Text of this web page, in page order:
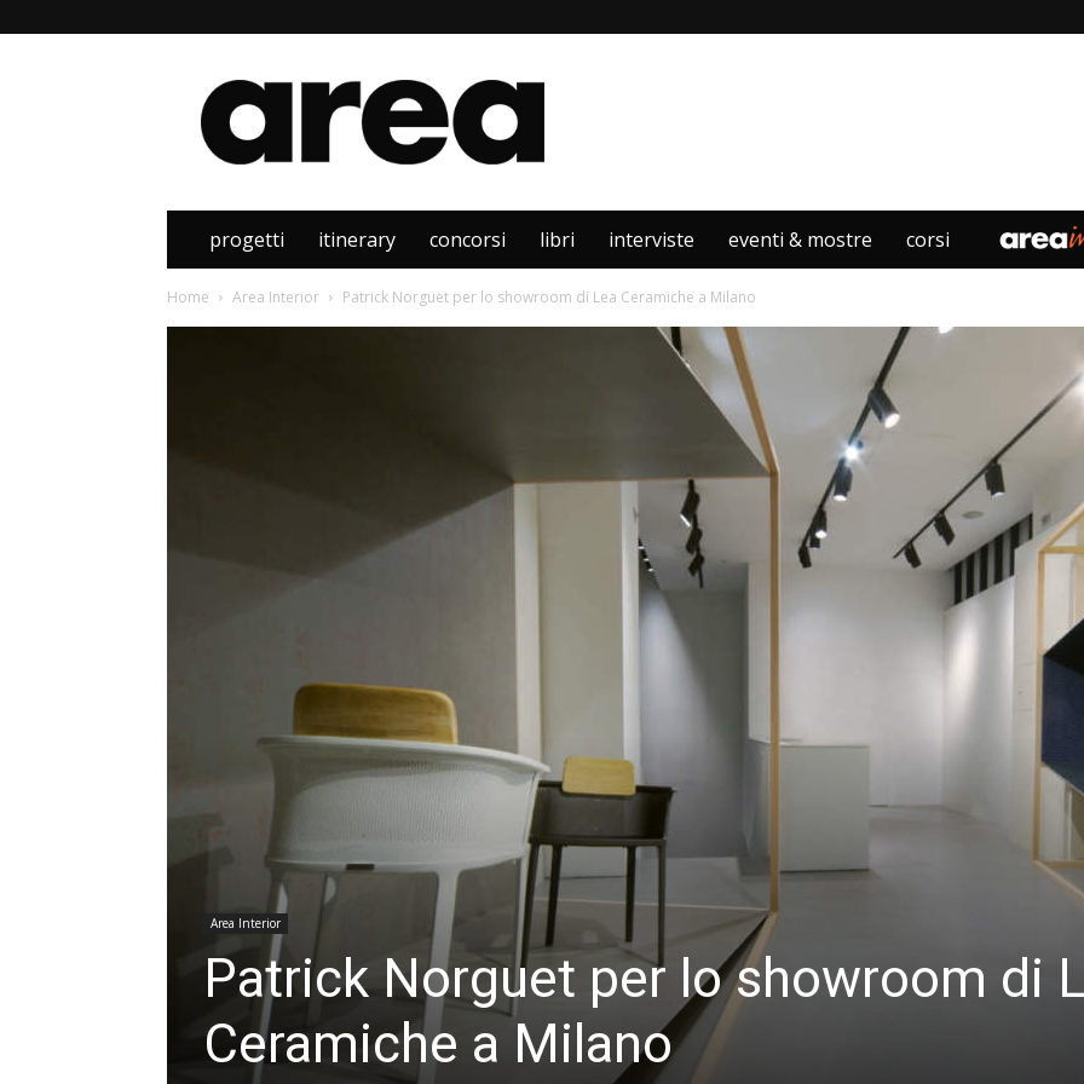
Area
progetti itinerary concorsi libri interviste eventi & mostre corsi
Home Area Interior Patrick Norguet per lo showroom di Lea Ceramiche a Milano
Area Interior
Patrick Norguet per lo showroom di
Ceramiche a Milano